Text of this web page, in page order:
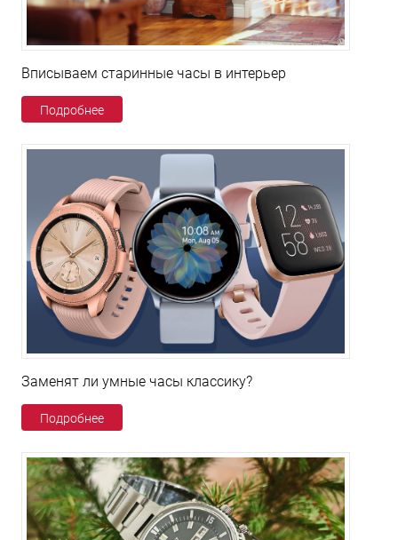
Вписываем старинные часы в интерьер
Подробнее
Заменят ли умные часы классику?
Подробнее